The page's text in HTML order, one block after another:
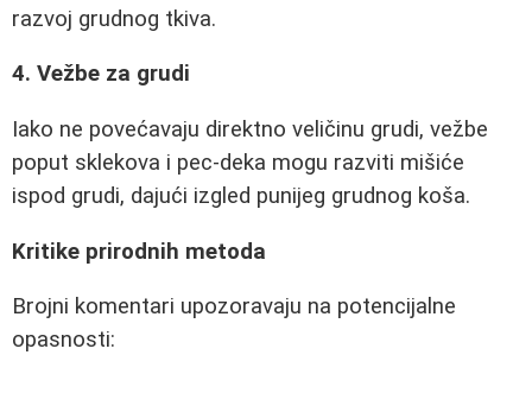
razvoj grudnog tkiva.
4. Vežbe za grudi
Iako ne povećavaju direktno veličinu grudi, vežbe
poput sklekova i pec-deka mogu razviti mišiće
ispod grudi, dajući izgled punijeg grudnog koša.
Kritike prirodnih metoda
Brojni komentari upozoravaju na potencijalne
opasnosti: